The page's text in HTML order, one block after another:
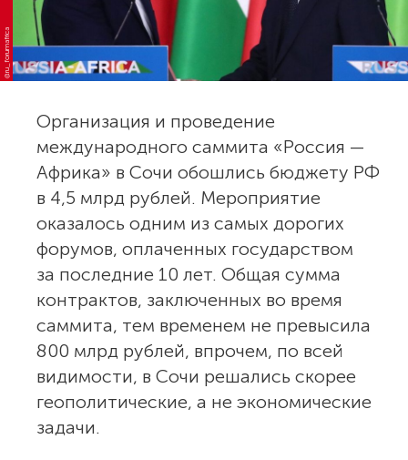
@ru_forumafrica
Организация и проведение
международного саммита «Россия —
Африка» в Сочи обошлись бюджету РФ
в 4,5 млрд рублей. Мероприятие
оказалось одним из самых дорогих
форумов, оплаченных государством
за последние 10 лет. Общая сумма
контрактов, заключенных во время
саммита, тем временем не превысила
800 млрд рублей, впрочем, по всей
видимости, в Сочи решались скорее
геополитические, а не экономические
задачи.